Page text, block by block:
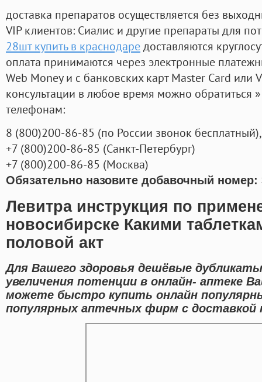
доставка препаратов осуществляется без
VIP клиентов: Сиалис и другие препараты для
28шт купить в краснодаредоставляются
оплата принимаются через электронные
Web Money и с банковских карт Master Card или
консультации в любое время можно обратиться
телефонам:
8 (800)200-86-85 (по России звонок бесплатный),
+7 (800)200-86-85 (Санкт-Петербург)
+7 (800)200-86-85 (Москва)
Обязательно назовите добавочный номер:
Левитра инструкция по
новосибирске Какими
половой акт
Для Вашего здоровья дешёвые
увеличения потенции в онлайн- аптеке
можете быстро купить онлайн
популярных аптечных фирм с доставкой